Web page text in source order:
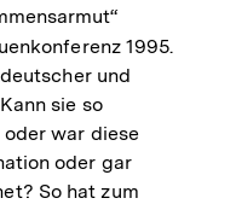
1995.
und
sie so
war diese
oder gar
So hat zum